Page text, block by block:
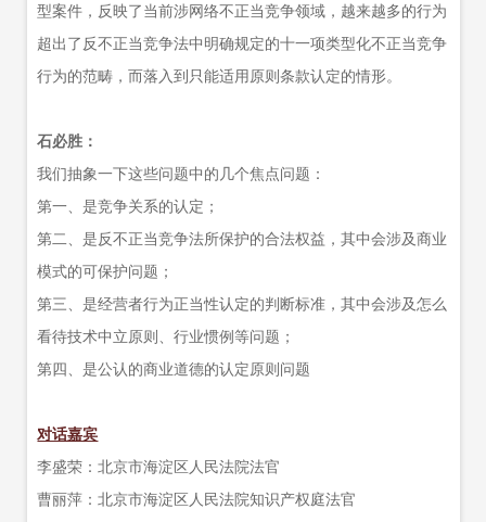
型案件，反映了当前涉网络不正当竞争领域，越来越多的行为
超出了反不正当竞争法中明确规定的十一项类型化不正当竞争
行为的范畴，而落入到只能适用原则条款认定的情形。
石必胜：
我们抽象一下这些问题中的几个焦点问题：
第一、是竞争关系的认定；
第二、是反不正当竞争法所保护的合法权益，其中会涉及商业
模式的可保护问题；
第三、是经营者行为正当性认定的判断标准，其中会涉及怎么
看待技术中立原则、行业惯例等问题；
第四、是公认的商业道德的认定原则问题
对话嘉宾
李盛荣：北京市海淀区人民法院法官
曹丽萍：北京市海淀区人民法院知识产权庭法官